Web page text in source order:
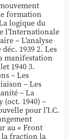
formation
logique du
l’Internationale
– L’analyse
1939 2. Les
manifestation
1940 3.
– Les
– Les
– La
(oct. 1940) –
pour l’I.C.
au « Front
la fraction la